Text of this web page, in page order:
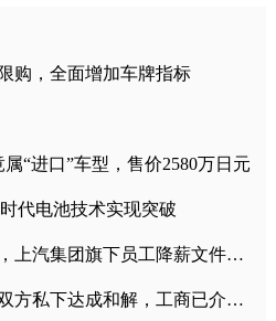
购，全面增加车牌指标
“进口”车型，售价2580万日元
代电池技术实现突破
首个宣布降薪的大型车企，上汽集团旗下员工降薪文件曝光
奔驰漏油事件最新进展：双方私下达成和解，工商已介入调查